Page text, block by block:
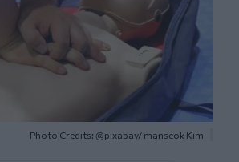
Photo Credits: @pixabay/ manseok Kim